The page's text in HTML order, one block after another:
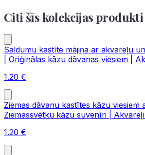
Citi šīs kolekcijas produkti
Saldumu kastīte mājiņa ar akvareļu
| Oriģinālas kāzu dāvanas viesiem |
1.20 €
Ziemas dāvanu kastītes kāzu viesiem
Ziemassvētku kāzu suvenīri |
1.20 €